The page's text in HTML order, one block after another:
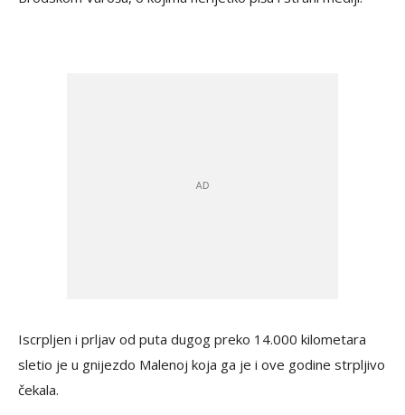
Iscrpljen i prljav od puta dugog preko 14.000 kilometara
sletio je u gnijezdo Malenoj koja ga je i ove godine strpljivo
čekala.